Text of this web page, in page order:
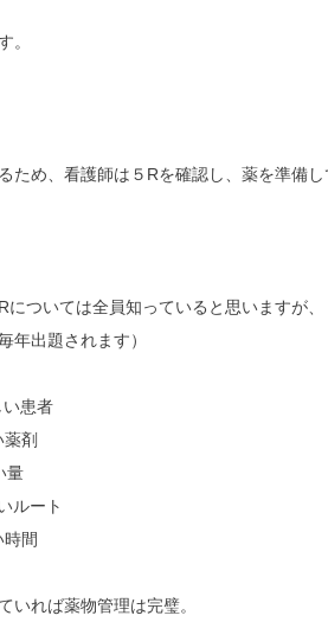
。
ため、看護師は５Rを確認し、薬を準備
ついては全員知っていると思いますが、
年出題されます）
患者
剤
量
ルート
間
いれば薬物管理は完璧。